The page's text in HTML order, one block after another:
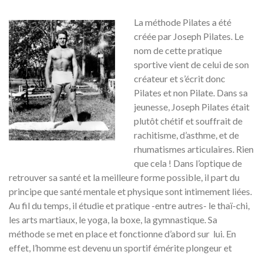
La méthode Pilates a été
créée par Joseph Pilates. Le
nom de cette pratique
sportive vient de celui de son
créateur et s’écrit donc
Pilates et non Pilate. Dans sa
jeunesse, Joseph Pilates était
plutôt chétif et souffrait de
rachitisme, d’asthme, et de
rhumatismes articulaires. Rien
que cela ! Dans l’optique de
retrouver sa santé et la meilleure forme possible, il part du
principe que santé mentale et physique sont intimement liées.
Au fil du temps, il étudie et pratique -entre autres- le thaï-chi,
les arts martiaux, le yoga, la boxe, la gymnastique. Sa
méthode se met en place et fonctionne d’abord sur lui. En
effet, l’homme est devenu un sportif émérite plongeur et